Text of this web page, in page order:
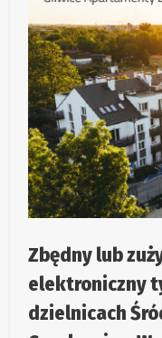
Zbędny lub
elektroniczny
dzielnicach